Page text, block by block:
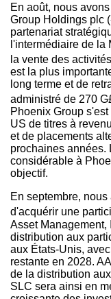
En août, nous
Group Holdings plc
partenariat
l'intermédiaire de la
la vente des
est la plus
long terme et de
administré de 270
Phoenix Group
US de titres à
et de placements
prochaines années.
considérable à
objectif.
En septembre,
d'acquérir une
Asset Management,
distribution aux
aux États-Unis,
restante en 2028.
de la distribution
SLC sera ainsi en